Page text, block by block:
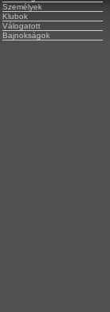
Személyek
Klubok
Válogatott
Bajnokságok